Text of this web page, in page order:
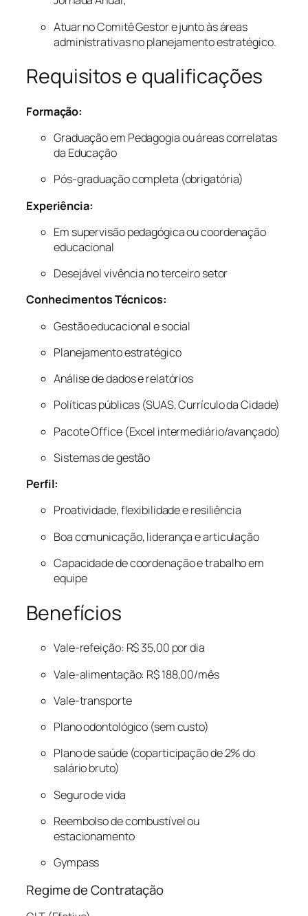
Atuar no Comitê Gestor e junto às áreas
administrativas no planejamento estratégico.
Requisitos e qualificações
Formação:
Graduação em Pedagogia ou áreas correlatas
da Educação
Pós-graduação completa (obrigatória)
Experiência:
Em supervisão pedagógica ou coordenação
educacional
Desejável vivência no terceiro setor
Conhecimentos Técnicos:
Gestão educacional e social
Planejamento estratégico
Análise de dados e relatórios
Políticas públicas (SUAS, Currículo da Cidade)
Pacote Office (Excel intermediário/avançado)
Sistemas de gestão
Perfil:
Proatividade, flexibilidade e resiliência
Boa comunicação, liderança e articulação
Capacidade de coordenação e trabalho em
equipe
Benefícios
Vale-refeição: R$ 35,00 por dia
Vale-alimentação: R$ 188,00/mês
Vale-transporte
Plano odontológico (sem custo)
Plano de saúde (coparticipação de 2% do
salário bruto)
Seguro de vida
Reembolso de combustível ou
estacionamento
Gympass
Regime de Contratação